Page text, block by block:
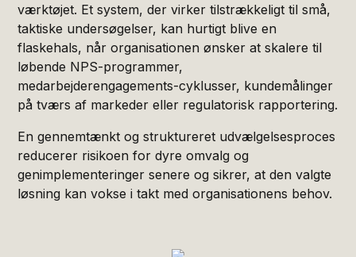
værktøjet. Et system, der virker tilstrækkeligt til små,
taktiske undersøgelser, kan hurtigt blive en
flaskehals, når organisationen ønsker at skalere til
løbende NPS-programmer,
medarbejderengagements-cyklusser, kundemålinger
på tværs af markeder eller regulatorisk rapportering.
En gennemtænkt og struktureret udvælgelsesproces
reducerer risikoen for dyre omvalg og
genimplementeringer senere og sikrer, at den valgte
løsning kan vokse i takt med organisationens behov.